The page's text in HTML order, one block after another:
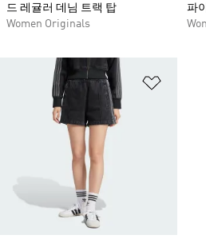
드 레귤러 데님 트랙 탑
Women Originals
파